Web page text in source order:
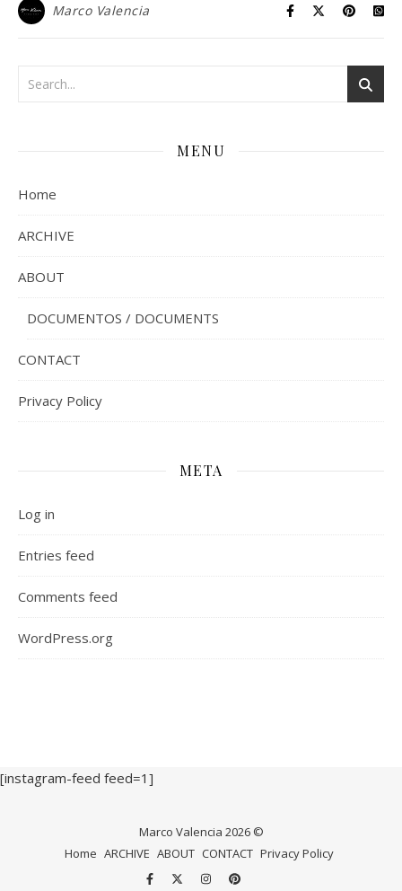
Marco Valencia
MENU
Home
ARCHIVE
ABOUT
DOCUMENTOS / DOCUMENTS
CONTACT
Privacy Policy
META
Log in
Entries feed
Comments feed
WordPress.org
[instagram-feed feed=1]
Marco Valencia 2026 ©
Home ARCHIVE ABOUT CONTACT Privacy Policy